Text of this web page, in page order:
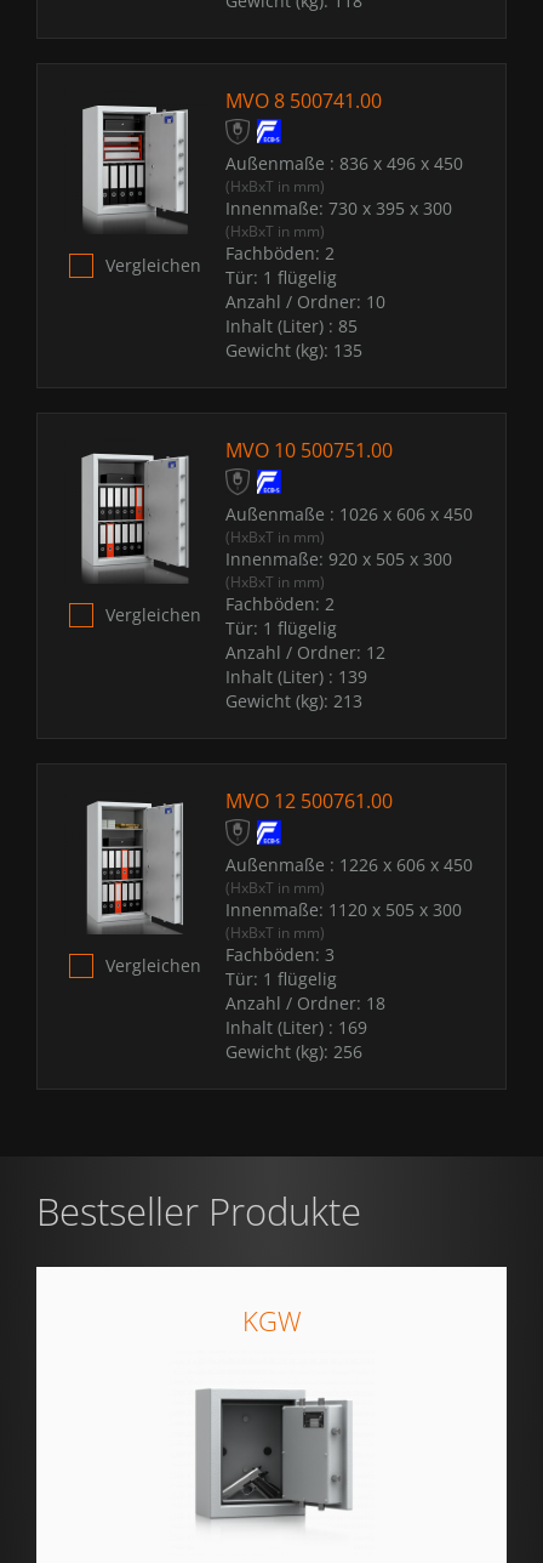
Vergleichen
MVO 8 500741.00
Außenmaße : 836 x 496 x 450
(HxBxT in mm)
Innenmaße: 730 x 395 x 300
(HxBxT in mm)
Fachböden: 2
Tür: 1 flügelig
Anzahl / Ordner: 10
Inhalt (Liter) : 85
Gewicht (kg): 135
Vergleichen
MVO 10 500751.00
Außenmaße : 1026 x 606 x 450
(HxBxT in mm)
Innenmaße: 920 x 505 x 300
(HxBxT in mm)
Fachböden: 2
Tür: 1 flügelig
Anzahl / Ordner: 12
Inhalt (Liter) : 139
Gewicht (kg): 213
Vergleichen
MVO 12 500761.00
Außenmaße : 1226 x 606 x 450
(HxBxT in mm)
Innenmaße: 1120 x 505 x 300
(HxBxT in mm)
Fachböden: 3
Tür: 1 flügelig
Anzahl / Ordner: 18
Inhalt (Liter) : 169
Gewicht (kg): 256
Bestseller Produkte
KGW